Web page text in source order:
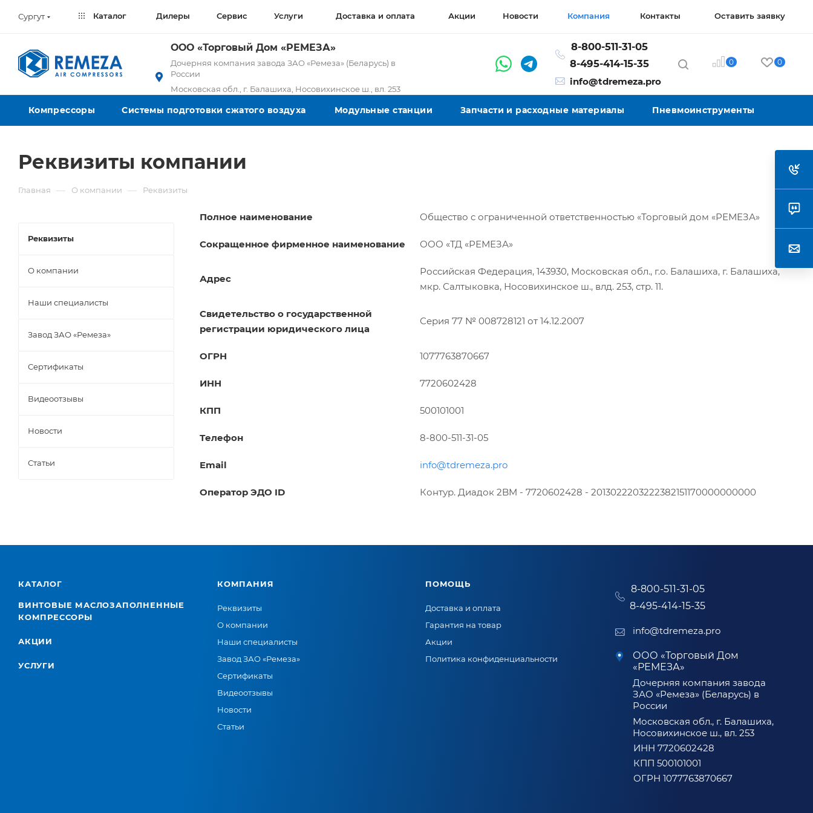
Сургут Каталог Дилеры Сервис Услуги Доставка и оплата Акции Новости Компания Контакты Оставить заявку
ООО «Торговый Дом «РЕМЕЗА»
Дочерняя компания завода ЗАО «Ремеза» (Беларусь) в
России
Московская обл., г. Балашиха, Носовихинское ш., вл. 253
8-800-511-31-05
8-495-414-15-35
info@tdremeza.pro
0 0
Компрессоры Системы подготовки сжатого воздуха Модульные станции Запчасти и расходные материалы Пневмоинструменты
Реквизиты компании
Главная — О компании — Реквизиты
Полное наименование Общество с ограниченной ответственностью «Торговый дом «РЕМЕЗА»
Сокращенное фирменное наименование ООО «ТД «РЕМЕЗА»
Адрес
Российская Федерация, 143930, Московская обл., г.о. Балашиха, г. Балашиха,
мкр. Салтыковка, Носовихинское ш., влд. 253, стр. 11.
Свидетельство о государственной
регистрации юридического лица
Серия 77 № 008728121 от 14.12.2007
ОГРН 1077763870667
ИНН 7720602428
КПП 500101001
Телефон 8-800-511-31-05
Email info@tdremeza.pro
Оператор ЭДО ID Контур. Диадок 2BM - 7720602428 - 2013022203222382151170000000000
Реквизиты
О компании
Наши специалисты
Завод ЗАО «Ремеза»
Сертификаты
Видеоотзывы
Новости
Статьи
КАТАЛОГ
ВИНТОВЫЕ МАСЛОЗАПОЛНЕННЫЕ
КОМПРЕССОРЫ
АКЦИИ
УСЛУГИ
КОМПАНИЯ
Реквизиты
О компании
Наши специалисты
Завод ЗАО «Ремеза»
Сертификаты
Видеоотзывы
Новости
Статьи
ПОМОЩЬ
Доставка и оплата
Гарантия на товар
Акции
Политика конфиденциальности
8-800-511-31-05
8-495-414-15-35
info@tdremeza.pro
ООО «Торговый Дом
«РЕМЕЗА»
Дочерняя компания завода
ЗАО «Ремеза» (Беларусь) в
России
Московская обл., г. Балашиха,
Носовихинское ш., вл. 253
ИНН 7720602428
КПП 500101001
ОГРН 1077763870667